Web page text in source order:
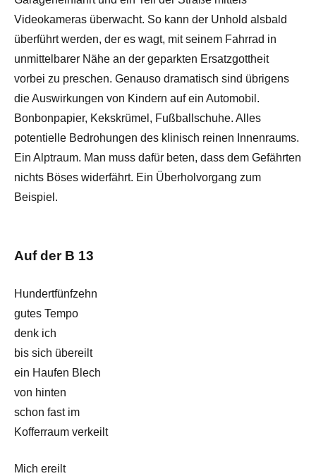
Videokameras überwacht. So kann der Unhold alsbald
überführt werden, der es wagt, mit seinem Fahrrad in
unmittelbarer Nähe an der geparkten Ersatzgottheit
vorbei zu preschen. Genauso dramatisch sind übrigens
die Auswirkungen von Kindern auf ein Automobil.
Bonbonpapier, Kekskrümel, Fußballschuhe. Alles
potentielle Bedrohungen des klinisch reinen Innenraums.
Ein Alptraum. Man muss dafür beten, dass dem Gefährten
nichts Böses widerfährt. Ein Überholvorgang zum
Beispiel.
Auf der B 13
Hundertfünfzehn
gutes Tempo
denk ich
bis sich übereilt
ein Haufen Blech
von hinten
schon fast im
Kofferraum verkeilt
Mich ereilt